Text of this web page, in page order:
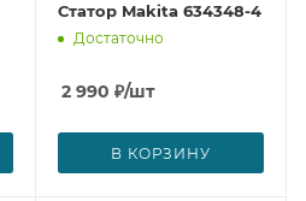
Статор Makita 634348-4
Достаточно
2 990 ₽/шт
В КОРЗИНУ